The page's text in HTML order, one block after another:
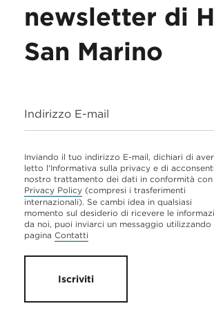
newsletter di
San Marino
Indirizzo E-mail
Inviando il tuo indirizzo E-mail, dichiari di aver
letto l'Informativa sulla privacy e di
nostro trattamento dei dati in conformità con
Privacy Policy (compresi i trasferimenti
internazionali). Se cambi idea in qualsiasi
momento sul desiderio di ricevere le
da noi, puoi inviarci un messaggio utilizzando
pagina Contatti
Iscriviti